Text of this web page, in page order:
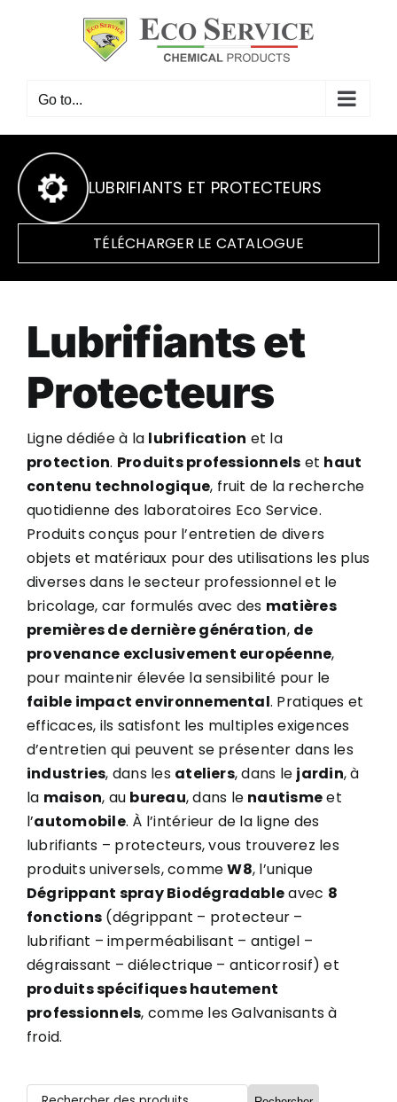
Go to...
LUBRIFIANTS ET PROTECTEURS
TÉLÉCHARGER LE CATALOGUE
Lubrifiants et
Protecteurs
Ligne dédiée à la lubrification et la
protection. Produits professionnels et haut
contenu technologique, fruit de la recherche
quotidienne des laboratoires Eco Service.
Produits conçus pour l’entretien de divers
objets et matériaux pour des utilisations les plus
diverses dans le secteur professionnel et le
bricolage, car formulés avec des matières
premières de dernière génération, de
provenance exclusivement européenne,
pour maintenir élevée la sensibilité pour le
faible impact environnemental. Pratiques et
efficaces, ils satisfont les multiples exigences
d’entretien qui peuvent se présenter dans les
industries, dans les ateliers, dans le jardin, à
la maison, au bureau, dans le nautismeet
l’automobile. À l’intérieur de la ligne des
lubrifiants – protecteurs, vous trouverez les
produits universels, commeW8, l’unique
Dégrippant spray Biodégradableavec 8
fonctions (dégrippant – protecteur –
lubrifiant – imperméabilisant – antigel –
dégraissant – diélectrique – anticorrosif) et
produits spécifiques hautement
professionnels, comme les Galvanisants à
froid.